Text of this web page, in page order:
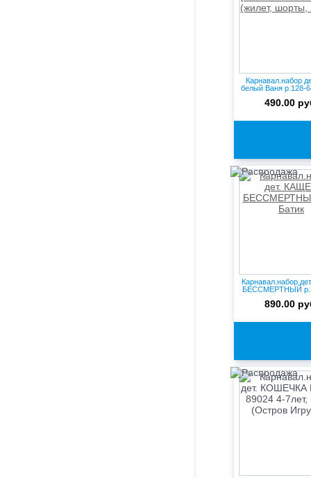
Карнавал.набор
белый Ваня р.128-
490.00
Карнавал.набор
БЕССМЕРТНЫЙ
890.00